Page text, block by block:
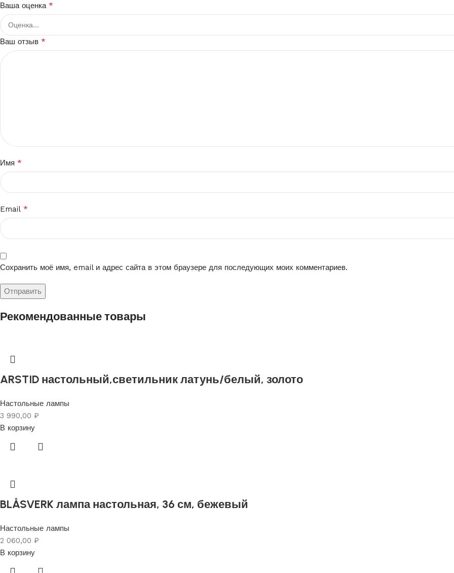
Ваша оценка *
Ваш отзыв *
Имя *
Email *
Сохранить моё имя, email и адрес сайта в этом браузере для последующих моих комментариев.
Рекомендованные товары
ARSTID настольный,светильник латунь/белый, золото
Настольные лампы
3 990,00 ₽
В корзину
BLÅSVERK лампа настольная, 36 см, бежевый
Настольные лампы
2 060,00 ₽
В корзину